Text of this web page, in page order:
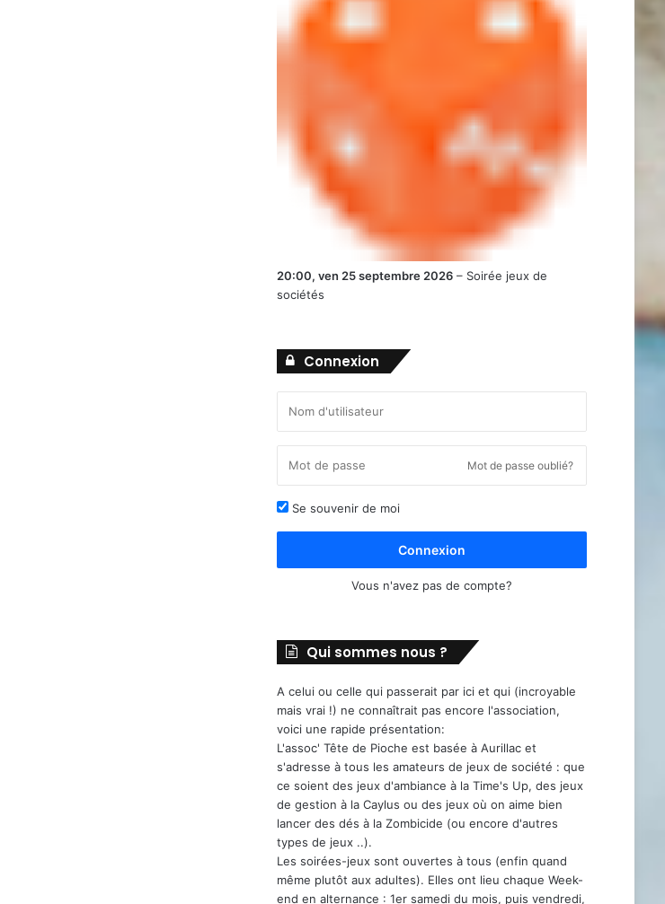
20:00, ven 25 septembre 2026 – Soirée jeux de
sociétés
Connexion
Mot de passe oublié?
Se souvenir de moi
Connexion
Vous n'avez pas de compte?
Qui sommes nous ?
A celui ou celle qui passerait par ici et qui (incroyable
mais vrai !) ne connaîtrait pas encore l'association,
voici une rapide présentation:
L'assoc' Tête de Pioche est basée à Aurillac et
s'adresse à tous les amateurs de jeux de société : que
ce soient des jeux d'ambiance à la Time's Up, des jeux
de gestion à la Caylus ou des jeux où on aime bien
lancer des dés à la Zombicide (ou encore d'autres
types de jeux ..).
Les soirées-jeux sont ouvertes à tous (enfin quand
même plutôt aux adultes). Elles ont lieu chaque Week-
end en alternance : 1er samedi du mois, puis vendredi,